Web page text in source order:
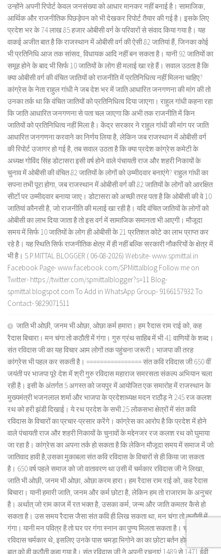
उन्होंने अपनी रिपोर्ट केवल जनसंख्या को आधार मानकर नहीं बनाई है। सामाजिक,
आर्थिक और राजनीतिक पिछड़ेपन को भी देखकर रिपोर्ट तैयार की गई है। इसके लिए
प्रदेश भर के 74 लाख 85 हजार ओबीसी वर्ग के परिवारों से संवाद किया गया है। यह
वाकई अजीत बात है कि राजस्थान में ओबीसी वर्ग की ऐसी 82 जातियां हैं, जिनका कोई
भी प्रतिनिधि आज तक सांसद, विधायक आदि नहीं बन सकता है। यानी 92 जातियों का
समूह होने के बाद भी सिर्फ 10 जातियों के लोग ही मलाई खा रहे हैं। सवाल उठता है कि
क्या ओबीसी वर्ग की वंचित जातियों को राजनीति में प्रतिनिधित्व नहीं मिलना चाहिए?
कांग्रेस के नेता राहुल गांधी ने जब देश भर में जाति आधारित जनगणना की मांग की तो
उनका तर्क था कि वंचित जातियों को प्रतिनिधित्व दिया जाएगा। राहुल गांधी कहना रहा
कि जाति आधारित जनगणना से पता चल जाएगा कि अभी तक राजनीति में किन
जातियों को प्रतिनिधित्व नहीं मिला है। केंद्र सरकार ने राहुल गांधी की मांग पर जाति
आधारित जनगणना करवाने का निर्णय लिया है, लेकिन जब राजस्थान में ओबीसी वर्ग
की रिपोर्ट उजागर हो गई है, तब सवाल उठता है कि क्या प्रदेश कांग्रेस कमेटी के
अध्यक्ष गोविंद सिंह डोटासरा इसी वर्ष होने वाले पंचायती राज और शहरी निकायों के
चुनाव में ओबीसी की वंचित 82 जातियों के लोगों को उम्मीदवार बनाएंगे? राहुल गांधी का
सपना तभी पूरा होगा, जब राजस्थान में ओबीसी वर्ग की 82 जातियों के लोगों को आरक्षित
सीटों पर उम्मीदवार बनाया जाए। डोटासरा को अच्छी तरह पता है कि ओबीसी की वे 10
जातियां कौनसी है, जो राजनीति की मलाई खा रही है। यदि वंचित जातियों के लोगों को
ओबीसी का लाभ दिया जाता है तो इस वर्ग में सामाजिक समानता भी आएगी। मौजूदा
समय में सिर्फ 10 जातियों के लोग ही ओबीसी के 21 प्रतिशत कोटे का लाभ प्राप्त कर
रहे है। यह स्थिति सिर्फ राजनीतिक क्षेत्र में ही नहीं बल्कि सरकारी नौकरियों के क्षेत्र में
भी है। S.P.MITTAL BLOGGER ( 06-08-2026) Website- www.spmittal.in
Facebook Page- www.facebook.com/SPMittalblog Follow me on
Twitter- https://twitter.com/spmittalblogger?s=11 Blog-
spmittal.blogspot.com To Add in WhatsApp Group- 9166157932 To
Contact- 9829071511
जाति भी ओछी, जनम भी ओछा, ओछा कर्म हमारा। हम रैदास राम राई को, कह
रैदास बिचारा। मन चंगा तो कठौती में गंगा। गुरु ग्रंथ साहिब में भी 41 वाणियों के शब्द।
संत रविदास जी का यह विचार आम लोगों तक पहुंचना जरूरी। भाजपा की तरह
कांग्रेस भी पहल कर सकती है। ================ संत कवि रविदास जी 650 वीं
जयंती पर भाजपा पूरे देश में श्री गुरु रविदास महाराज समरसता संकल्प अभियान चला
रही है। इसी के अंतर्गत 5 अगस्त को जयपुर में आयोजित एक समारोह में राजस्थान के
मुख्यमंत्री भजनलाल शर्मा और भाजपा के प्रदेशाध्यक्ष मदन राठौड़ ने 245 रज कलश
रथ को हरी झंडी दिखाई। ये रथ प्रदेश के सभी 25 लोकसभा क्षेत्रों में संत कवि
रविदास के विचारों का प्रचार-प्रसार करेंगे। कांग्रेस का आरोप है कि प्रदेश में होने
वाले पंचायती राज और शहरी निकायों के चुनावों के मद्देनजर रज कलश रथ को घुमाया
जा रहा है। कांग्रेस का अपना तर्क हो सकता है कि लेकिन मौजूदा समय में समाज में जो
जातिवाद हावी है,उसका मुकाबला संत कवि रविदास के विचारों से ही किया जा सकता
है। 650 वर्ष पहले समाज को जो वातावरण था उसी में चर्मकार रविदास जी ने लिखा,
जाति भी ओछी, जनम भी ओछा, ओछा करम हारा। हम रैदास राम राई को, कह रैदास
बिचारा। यानी हमारी जाति, जनम और कर्म छोटा है, लेकिन हम तो राजाराम के अनुचर
है। अर्थात् जो राम काज में रत भक्त है, उसका कर्म, जन्म और जाति कमतर कैसे हो
सकता है। उस समय रैदास जैसा संत कवि ही लिख सकता था, मन चंगा तो कठौती में
गंगा। यानी मन पवित्र है तो घर पर गंगा स्नान का पुण्य मिलता सकता है। चूंकि
रविदास चर्मकार थे, इसलिए उनके पास चमड़ा भिगोने का का छोटा बर्तन होता था। इस
बात को ही कठौती कहा गया है। संत रविदास जी ने अपनी रचनाएं 1489 से 1471 ईवी